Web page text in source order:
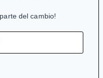
del cambio!